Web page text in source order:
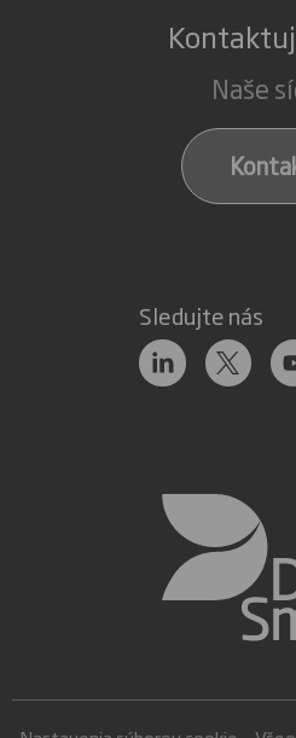
Naše
Sledujte nás